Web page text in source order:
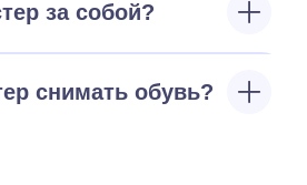
за собой?
снимать обувь?